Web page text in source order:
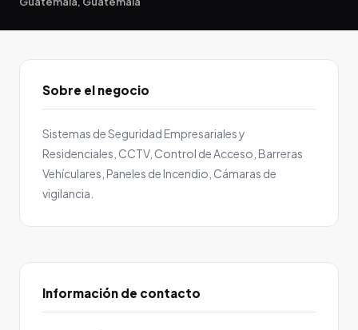
Sobre el negocio
Sistemas de Seguridad Empresariales y
Residenciales, CCTV, Control de Acceso, Barreras
Vehículares, Paneles de Incendio, Cámaras de
vigilancia.
Información de contacto